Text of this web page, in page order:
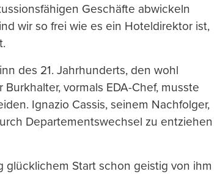
Geschäfte abwickeln
wir so frei wie es ein Hoteldirektor ist,
des 21. Jahrhunderts, den wohl
vormals EDA-Chef, musste
Ignazio Cassis, seinem Nachfolger,
Departementswechsel zu entziehen
glücklichem Start schon geistig von ihm